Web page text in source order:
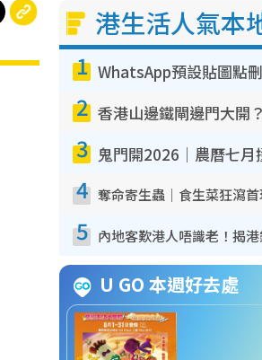
港生活人氣本
1
2
3
4
5
U GO 本週好去處